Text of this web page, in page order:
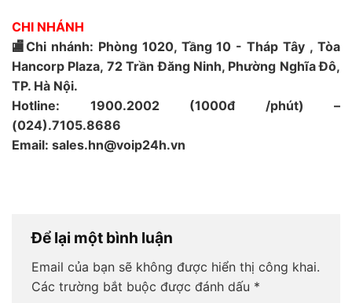
CHI NHÁNH
🏬Chi nhánh: Phòng 1020, Tầng 10 - Tháp Tây , Tòa
Hancorp Plaza, 72 Trần Đăng Ninh, Phường Nghĩa Đô,
TP. Hà Nội.
Hotline: 1900.2002 (1000đ /phút) –
(024).7105.8686
Email: sales.hn@voip24h.vn
Để lại một bình luận
Email của bạn sẽ không được hiển thị công khai.
Các trường bắt buộc được đánh dấu *